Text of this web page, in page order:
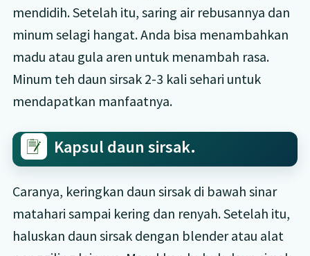
mendidih. Setelah itu, saring air rebusannya dan
minum selagi hangat. Anda bisa menambahkan
madu atau gula aren untuk menambah rasa.
Minum teh daun sirsak 2-3 kali sehari untuk
mendapatkan manfaatnya.
Kapsul daun sirsak.
Caranya, keringkan daun sirsak di bawah sinar
matahari sampai kering dan renyah. Setelah itu,
haluskan daun sirsak dengan blender atau alat